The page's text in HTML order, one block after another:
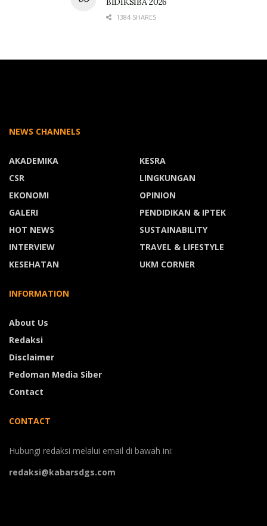
1384 SHARES
NEWS CHANNELS
AKADEMIKA
CSR
EKONOMI
GALERI
HOT NEWS
INTERVIEW
KESEHATAN
KESRA
LINGKUNGAN
OPINION
PENDIDIKAN & IPTEK
SUSTAINABILITY
TRAVEL & LIFESTYLE
UKM CORNER
INFORMATION
About Us
Redaksi
Disclaimer
Pedoman Media Siber
Contact
CONTACT
Hubungi redaksi melalui email di bawah ini:
redaksi@kabarsdgs.com